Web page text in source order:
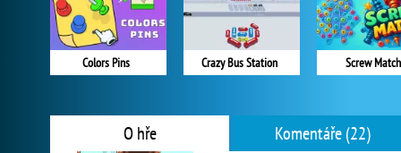
Colors Pins Crazy Bus Station Screw Match
O hře Komentáře (22)